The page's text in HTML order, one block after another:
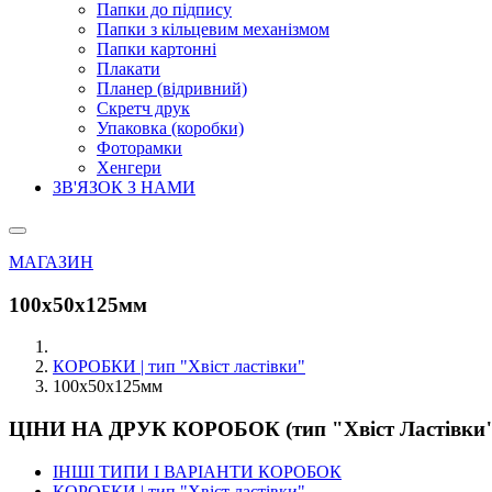
Папки до підпису
Папки з кільцевим механізмом
Папки картонні
Плакати
Планер (відривний)
Скретч друк
Упаковка (коробки)
Фоторамки
Хенгери
ЗВ'ЯЗОК З НАМИ
МАГАЗИН
100х50х125мм
КОРОБКИ | тип "Хвіст ластівки"
100х50х125мм
ЦІНИ НА ДРУК КОРОБОК (тип "Хвіст
ІНШІ ТИПИ І ВАРІАНТИ КОРОБОК